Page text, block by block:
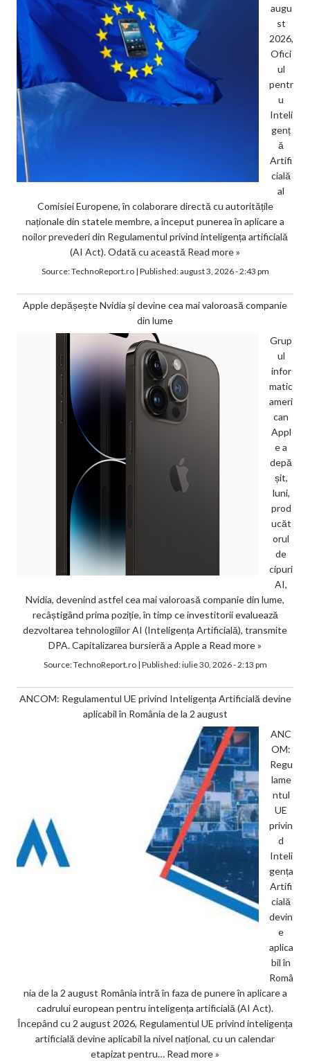
augu
st
2026,
Ofici
ul
pentr
u
Inteli
genț
ă
Artifi
cială
al
Comisiei Europene, în colaborare directă cu autoritățile
naționale din statele membre, a început punerea în aplicare a
noilor prevederi din Regulamentul privind inteligența artificială
(AI Act). Odată cu această Read more »
Source:TechnoReport.ro| Published:august 3, 2026 - 2:43 pm
Apple depășește Nvidia și devine cea mai valoroasă companie
din lume
Grup
ul
infor
matic
ameri
can
Appl
e a
depă
șit,
luni,
prod
ucăt
orul
de
cipuri
AI,
Nvidia, devenind astfel cea mai valoroasă companie din lume,
recâștigând prima poziție, în timp ce investitorii evaluează
dezvoltarea tehnologiilor AI (Inteligența Artificială), transmite
DPA. Capitalizarea bursieră a Apple a Read more »
Source:TechnoReport.ro| Published:iulie 30, 2026 - 2:13 pm
ANCOM: Regulamentul UE privind Inteligența Artificială devine
aplicabil în România de la 2 august
ANC
OM:
Regu
lame
ntul
UE
privin
d
Inteli
gența
Artifi
cială
devin
e
aplica
bil în
Româ
nia de la 2 august România intră în faza de punere în aplicare a
cadrului european pentru inteligența artificială (AI Act).
Începând cu 2 august 2026, Regulamentul UE privind inteligența
artificială devine aplicabil la nivel național, cu un calendar
etapizat pentru… Read more »